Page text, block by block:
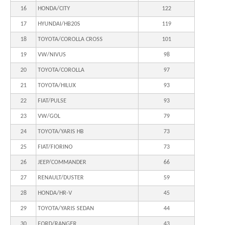
16 HONDA/CITY 122
17 HYUNDAI/HB20S 119
18 TOYOTA/COROLLA CROSS 101
19 VW/NIVUS 98
20 TOYOTA/COROLLA 97
21 TOYOTA/HILUX 93
22 FIAT/PULSE 93
23 VW/GOL 79
24 TOYOTA/YARIS HB 73
25 FIAT/FIORINO 73
26 JEEP/COMMANDER 66
27 RENAULT/DUSTER 59
28 HONDA/HR-V 45
29 TOYOTA/YARIS SEDAN 44